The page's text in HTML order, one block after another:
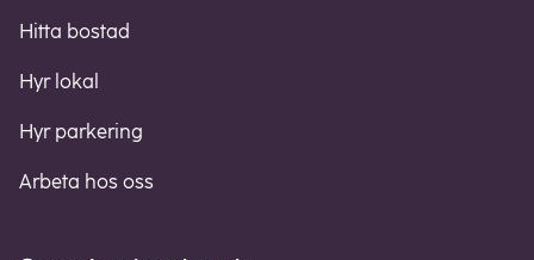
Hitta bostad
Hyr lokal
Hyr parkering
Arbeta hos oss